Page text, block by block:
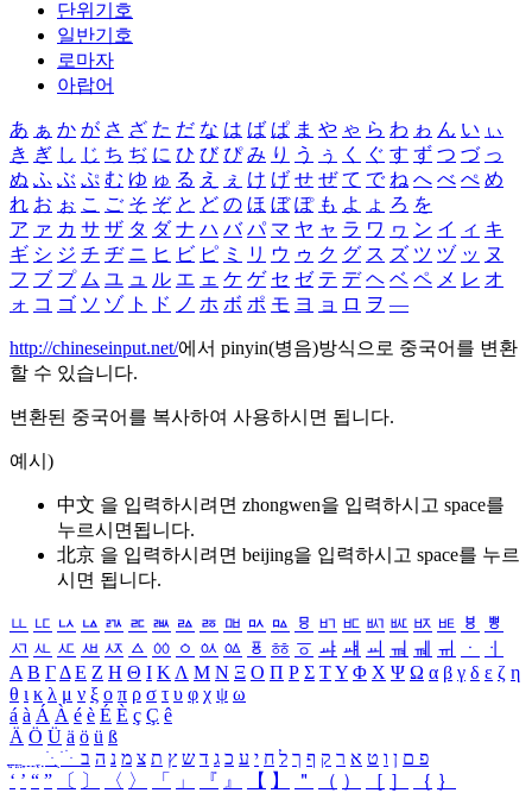
단위기호
일반기호
로마자
아랍어
あ ぁ か が さ ざ た だ な は ば ぱ ま や ゃ ら わ ゎ ん い ぃ
き ぎ し じ ち ぢ に ひ び ぴ み り う ぅ く ぐ す ず つ づ っ
ぬ ふ ぶ ぷ む ゆ ゅ る え ぇ け げ せ ぜ て で ね へ べ ぺ め
れ お ぉ こ ご そ ぞ と ど の ほ ぼ ぽ も よ ょ ろ を
ア ァ カ サ ザ タ ダ ナ ハ バ パ マ ヤ ャ ラ ワ ヮ ン イ ィ キ
ギ シ ジ チ ヂ ニ ヒ ビ ピ ミ リ ウ ゥ ク グ ス ズ ツ ヅ ッ ヌ
フ ブ プ ム ユ ュ ル エ ェ ケ ゲ セ ゼ テ デ ヘ ベ ペ メ レ オ
ォ コ ゴ ソ ゾ ト ド ノ ホ ボ ポ モ ヨ ョ ロ ヲ ―
http://chineseinput.net/에서 pinyin(병음)방식으로 중국어를 변환
할 수 있습니다.
변환된 중국어를 복사하여 사용하시면 됩니다.
예시)
中文 을 입력하시려면 zhongwen을 입력하시고 space를
누르시면됩니다.
北京 을 입력하시려면 beijing을 입력하시고 space를 누르
시면 됩니다.
ㅥ ㅦ ㅧ ㅨ ㅩ ㅪ ㅫ ㅬ ㅭ ㅮ ㅯ ㅰ ㅱ ㅲ ㅳ ㅴ ㅵ ㅶ ㅷ ㅸ
ㅹ
ㅺ ㅻ ㅼ ㅽ ㅾ ㅿ ㆀ ㆁ ㆂ ㆃ ㆄ ㆅ ㆆ ㆇ ㆈ ㆉ ㆊ ㆋ ㆌ ㆍ
ㆎ
Α Β ΓΔ Ε Ζ Η Θ Ι ΚΛ Μ Ν Ξ Ο Π Ρ Σ ΤΥ Φ Χ Ψ Ω α β γ δ ε ζ η
θ ι κ λ μ ν ξ ο π ρ σ τ υ φ χ ψ ω
á à Á À é è É È ç Ç ê
Ä Ö Ü ä ö ü ß
ִֶֹ ֻּ ׁׂ פ ם ן ו ט א ר ק ף ך ל ח י ע כ ג ד ש ץ ת צ מ נ ה ב
‘ ’ “ ” 〔 〕 〈 〉 「 」 『 』 【 】 ＂ （ ） ［ ］ ｛ ｝